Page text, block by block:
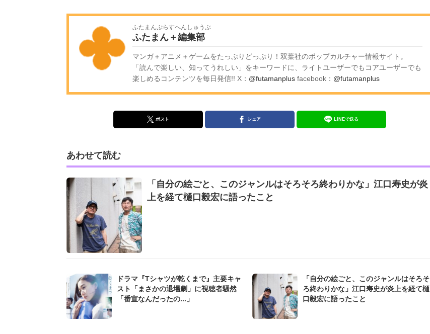
ふたまんぷらすへんしゅうぶ
ふたまん＋編集部
マンガ＋アニメ＋ゲームをたっぷりどっぷり！双葉社のポップカルチャー情報サイト。
「読んで楽しい、知ってうれしい」をキーワードに、ライトユーザーでもコアユーザーでも
楽しめるコンテンツを毎日発信!! X： @futamanplus facebook： @futamanplus
ポスト シェア LINEで送る
あわせて読む
「自分の絵ごと、このジャンルはそろそろ終わりかな」江口寿史が炎
上を経て樋口毅宏に語ったこと
ドラマ『Tシャツが乾くまで』主要キャ
スト「まさかの退場劇」に視聴者騒然
「番宣なんだったの...」
「自分の絵ごと、このジャンルはそろそ
ろ終わりかな」江口寿史が炎上を経て樋
口毅宏に語ったこと